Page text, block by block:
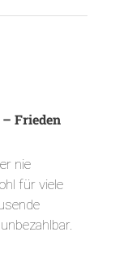
Frieden
nie
für viele